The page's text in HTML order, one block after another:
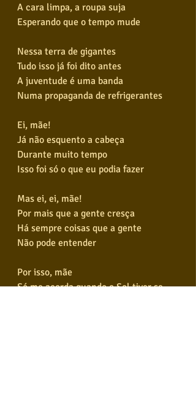
A cara limpa, a roupa suja
Esperando que o tempo mude
Nessa terra de gigantes
Tudo isso já foi dito antes
A juventude é uma banda
Numa propaganda de refrigerantes
Ei, mãe!
Já não esquento a cabeça
Durante muito tempo
Isso foi só o que eu podia fazer
Mas ei, ei, mãe!
Por mais que a gente cresça
Há sempre coisas que a gente
Não pode entender
Por isso, mãe
Só me acorda quando o Sol tiver se